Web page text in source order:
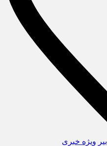
ویژه خبری